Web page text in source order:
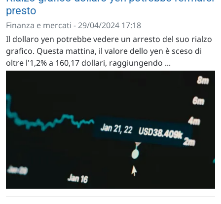
presto
Finanza e mercati - 29/04/2024 17:18
Il dollaro yen potrebbe vedere un arresto del suo rialzo
grafico. Questa mattina, il valore dello yen è sceso di
oltre l'1,2% a 160,17 dollari, raggiungendo ...